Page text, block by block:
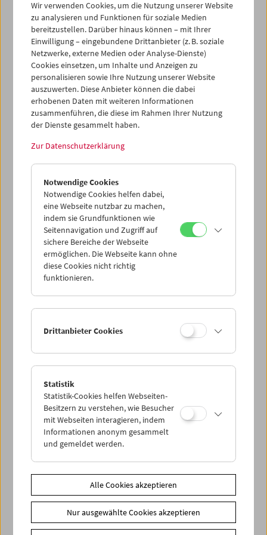
Erfinderin) Hedy Lamarr übernehmen. Diese großzügige,
nun alsRonald Butler's Hedy Lamarr Collection
bezeichnete Schenkung umfasst neben zahlreichen
Fotografien (in über 100 Alben) auch 53 individuell
angelegte Scrapbooks die gemeinsam mit Literatur,
16mm- und 8mm-Filmkopien sowie Tonträgern, Lobby-
Cards und Originalfilmplakaten 50 Jahre lang
zusammengetragen wurden. Neben einzelnen
Autographen befindet sich auch ein von Hedy Lamarr
getragener Seidenschal unter den Devotionalien. Der
am exemplarischen Beispiel Hedy Lamarr (Hedwig
Share on
News Archiv
Newsletter
Wir verwenden Cookies, um die Nutzung unserer Website
zu analysieren und Funktionen für soziale Medien
bereitzustellen. Darüber hinaus können – mit Ihrer
Einwilligung – eingebundene Drittanbieter (z. B. soziale
Netzwerke, externe Medien oder Analyse-Dienste)
Cookies einsetzen, um Inhalte und Anzeigen zu
personalisieren sowie Ihre Nutzung unserer Website
auszuwerten. Diese Anbieter können die dabei
erhobenen Daten mit weiteren Informationen
zusammenführen, die diese im Rahmen Ihrer Nutzung
der Dienste gesammelt haben.
Zur Datenschutzerklärung
Notwendige Cookies
Notwendige Cookies helfen dabei,
eine Webseite nutzbar zu machen,
indem sie Grundfunktionen wie
Seitennavigation und Zugriff auf
sichere Bereiche der Webseite
ermöglichen. Die Webseite kann ohne
diese Cookies nicht richtig
funktionieren.
Drittanbieter Cookies
Statistik
Statistik-Cookies helfen Webseiten-
Besitzern zu verstehen, wie Besucher
mit Webseiten interagieren, indem
Informationen anonym gesammelt
und gemeldet werden.
Alle Cookies akzeptieren
Nur ausgewählte Cookies akzeptieren